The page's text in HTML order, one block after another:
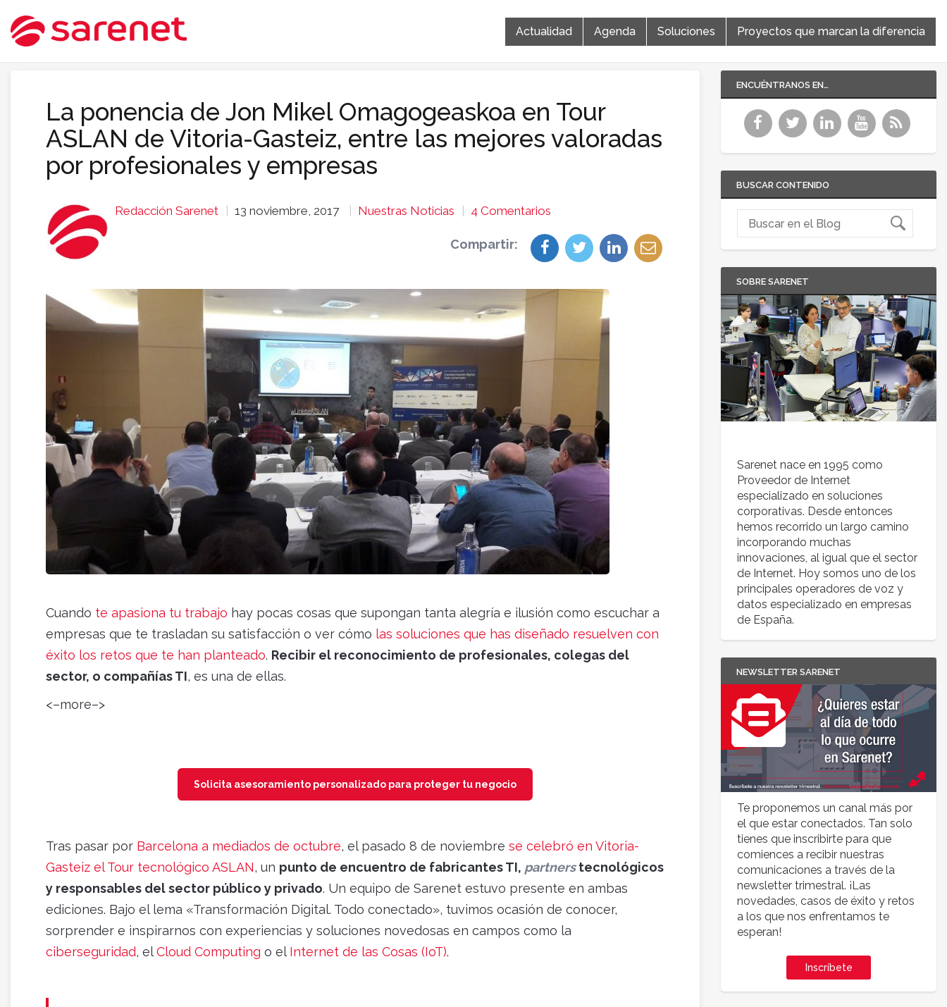
Actualidad Agenda Soluciones Proyectos que marcan la diferencia
La ponencia de Jon Mikel Omagogeaskoa en Tour
ASLAN de Vitoria-Gasteiz, entre las mejores valoradas
por profesionales y empresas
Redacción Sarenet 13 noviembre, 2017 Nuestras Noticias 4 Comentarios
Compartir:
Cuando te apasiona tu trabajo hay pocas cosas que supongan tanta alegría e ilusión como escuchar a
empresas que te trasladan su satisfacción o ver cómo las soluciones que has diseñado resuelven con
éxito los retos que te han planteado. Recibir el reconocimiento de profesionales, colegas del
sector, o compañías TI, es una de ellas.
<–more–>
Solicita asesoramiento personalizado para proteger tu negocio
Tras pasar por Barcelona a mediados de octubre, el pasado 8 de noviembre se celebró en Vitoria-
Gasteiz el Tour tecnológico ASLAN, un punto de encuentro de fabricantes TI, partnerstecnológicos
y responsables del sector público y privado. Un equipo de Sarenet estuvo presente en ambas
ediciones. Bajo el lema «Transformación Digital. Todo conectado», tuvimos ocasión de conocer,
sorprender e inspirarnos con experiencias y soluciones novedosas en campos como la
ciberseguridad, elCloud Computing o el Internet de las Cosas (IoT).
ENCUÉNTRANOS EN…
BUSCAR CONTENIDO
SOBRE SARENET
Sarenet nace en 1995 como
Proveedor de Internet
especializado en soluciones
corporativas. Desde entonces
hemos recorrido un largo camino
incorporando muchas
innovaciones, al igual que el sector
de Internet. Hoy somos uno de los
principales operadores de voz y
datos especializado en empresas
de España.
NEWSLETTER SARENET
Te proponemos un canal más por
el que estar conectados. Tan solo
tienes que inscribirte para que
comiences a recibir nuestras
comunicaciones a través de la
newsletter trimestral. ¡Las
novedades, casos de éxito y retos
a los que nos enfrentamos te
esperan!
Inscríbete